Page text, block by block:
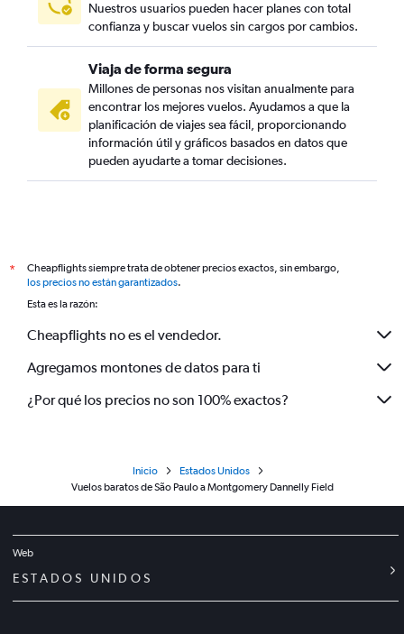
Nuestros usuarios pueden hacer planes con total
confianza y buscar vuelos sin cargos por cambios.
Viaja de forma segura
Millones de personas nos visitan anualmente para
encontrar los mejores vuelos. Ayudamos a que la
planificación de viajes sea fácil, proporcionando
información útil y gráficos basados en datos que
pueden ayudarte a tomar decisiones.
*
Cheapflights siempre trata de obtener precios exactos, sin embargo,
los precios no están garantizados.
Esta es la razón:
Cheapflights no es el vendedor.
Agregamos montones de datos para ti
¿Por qué los precios no son 100% exactos?
Inicio
Estados Unidos
Vuelos baratos de São Paulo a Montgomery Dannelly Field
Web
ESTADOS UNIDOS